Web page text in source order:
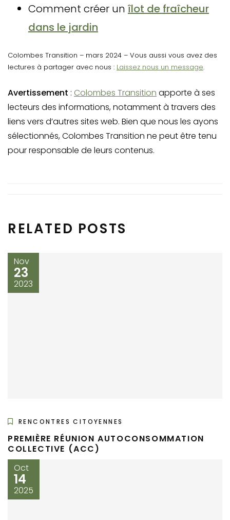
Comment créer un îlot de fraîcheur
dans le jardin
Colombes Transition – mars 2024 – Vous aussi vous avez des
lectures à partager avec nous : Laissez nous un message.
Avertissement : Colombes Transition apporte à ses
lecteurs des informations, notamment à travers des
liens vers d’autres sites web. Bien que nous les ayons
sélectionnés, Colombes Transition ne peut être tenu
pour responsable de leurs contenus.
RELATED POSTS
Nov
23
2023
RENCONTRES CITOYENNES
PREMIÈRE RÉUNION AUTOCONSOMMATION
COLLECTIVE (ACC)
Oct
14
2025